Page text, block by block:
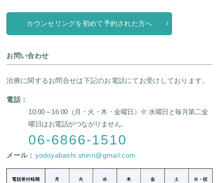
カウンセリングを初めて予約された方へ
お問い合わせ
治療に関するお問合せは下記のお電話にてお受けしております。
電話：
10:00～16:00（月・火・木・金曜日）
※ 水曜日と毎月第二金
曜日はお電話がつながりません。
06-6866-1510
メール： yodoyabashi.shinri@gmail.com